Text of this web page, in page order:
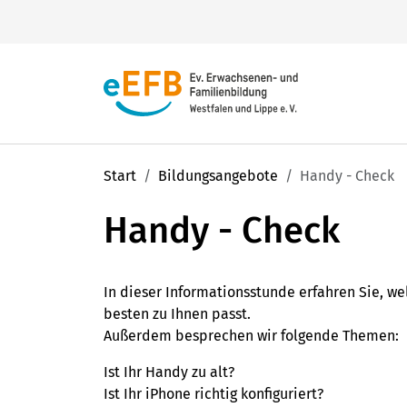
Finden Sie aus jährlich
Veranstaltungen, Seminaren,
und Familienbildungsnetzwerk
zahlreichen Angeboten heißt Sie
herzlich willkommen!
Unsere 45 Regionalstellen
Sie haben eine Frage?
info@ev-bildung.de
Start Bildungsangebote Handy - Check
Handy - Check
In dieser Informationsstunde erfahren Sie,
besten zu Ihnen passt.
Außerdem besprechen wir folgende Themen:
Ist Ihr Handy zu alt?
Ist Ihr iPhone richtig konfiguriert?